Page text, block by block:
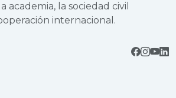
academia, la sociedad civil
internacional.